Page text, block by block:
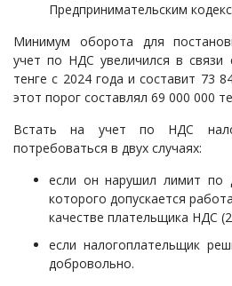
Предпринимательским
Минимум оборота для
учет по НДС увеличился в
тенге с 2024 года и составит 73
этот порог составлял 69 000 000
Встать на учет по НДС
потребоваться в двух случаях:
если он нарушил лимит по
которого допускается
качестве плательщика НДС
если налогоплательщик
добровольно.